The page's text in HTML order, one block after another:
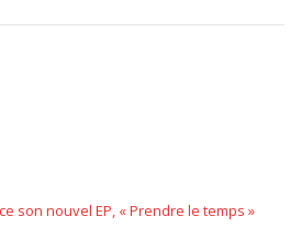
son nouvel EP, « Prendre le temps »